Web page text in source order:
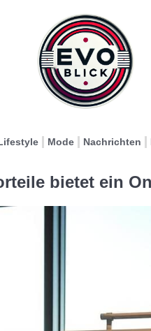
Mode Nachrichten
bietet ein